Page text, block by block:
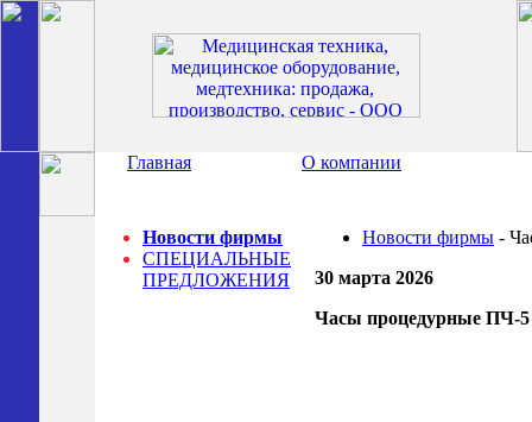
Главная О компании
Новости фирмы
СПЕЦИАЛЬНЫЕ
ПРЕДЛОЖЕНИЯ
Новости фирмы -
30 марта 2026
Часы процедурные ПЧ-5